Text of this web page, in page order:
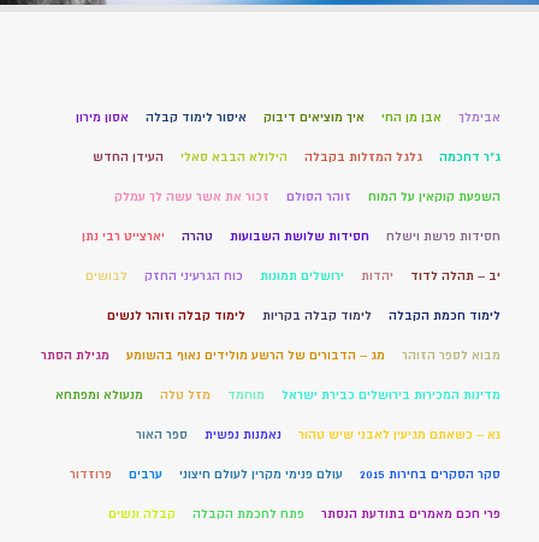
אבימלך אבן מן החי איך מוציאים דיבוק איסור לימוד קבלה אסון מירון
ג"ר דחכמה גלגל המזלות בקבלה הילולא הבבא סאלי העידן החדש
השפעת קוקאין על המוח זוהר הסולם זכור את אשר עשה לך עמלק
חסידות פרשת וישלח חסידות שלושת השבועות טהרה יארצייט רבי נתן
יב – תהלה לדוד יהדות ירושלים תמונות כוח הגרעיני החזק לבושים
לימוד חכמת הקבלה לימוד קבלה בקריות לימוד קבלה וזוהר לנשים
מבוא לספר הזוהר מג – הדבורים של הרשע מולידים נאוף בהשומע מגילת הסתר
מדינות המכירות בירושלים כבירת ישראל מוחמד מזל טלה מנעולא ומפתחא
נא – כשאתם מגיעין לאבני שיש טהור נאמנות נפשית ספר האור
סקר הסקרים בחירות 2015 עולם פנימי מקרין לעולם חיצוני ערבים פרוזדור
פרי חכם מאמרים בתודעת הנסתר פתח לחכמת הקבלה קבלה ונשים